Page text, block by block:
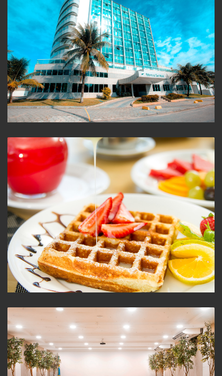
Hotel
Café da Manhã